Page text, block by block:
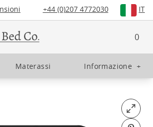
+44 (0)207 4772030 IT
0
Materassi Informazione +
Open